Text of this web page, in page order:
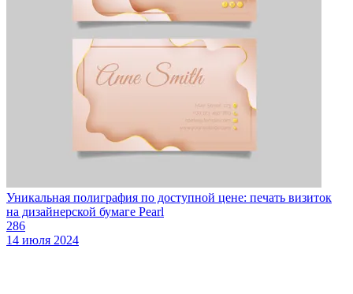
Уникальная полиграфия по доступной цене: печать визиток
на дизайнерской бумаге Pearl
286
14 июля 2024